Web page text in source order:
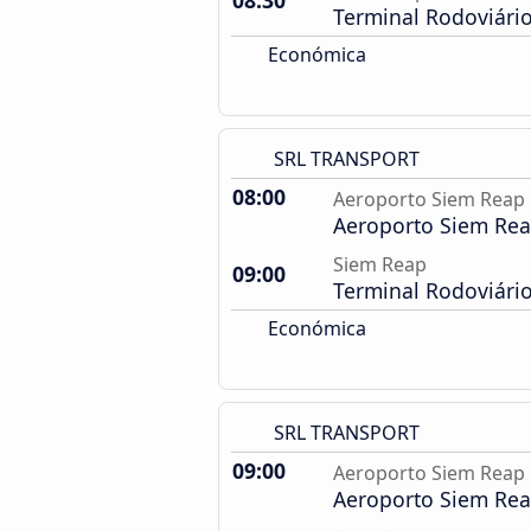
Terminal Rodoviário
Económica
SRL TRANSPORT
08:00 Aeroporto Siem Reap
Aeroporto Siem
09:00
Siem Reap
Terminal Rodoviário
Económica
SRL TRANSPORT
09:00 Aeroporto Siem Reap
Aeroporto Siem